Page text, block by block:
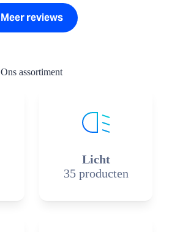
Meer reviews
Ons assortiment
Licht
35 producten